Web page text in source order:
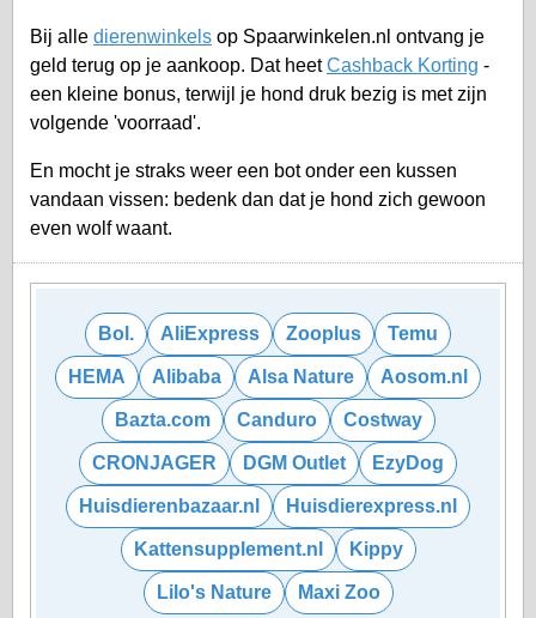
Bij alle dierenwinkels op Spaarwinkelen.nl ontvang je
geld terug op je aankoop. Dat heetCashback Korting -
een kleine bonus, terwijl je hond druk bezig is met zijn
volgende 'voorraad'.
En mocht je straks weer een bot onder een kussen
vandaan vissen: bedenk dan dat je hond zich gewoon
even wolf waant.
Bol. AliExpress Zooplus Temu
HEMA Alibaba Alsa Nature Aosom.nl
Bazta.com Canduro Costway
CRONJAGER DGM Outlet EzyDog
Huisdierenbazaar.nl Huisdierexpress.nl
Kattensupplement.nl Kippy
Lilo's Nature Maxi Zoo